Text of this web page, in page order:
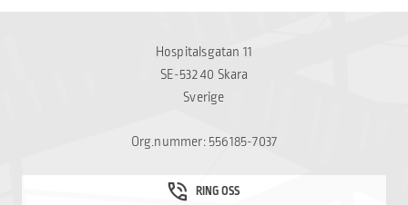
Hospitalsgatan 11
SE-532 40 Skara
Sverige
Org.nummer: 556185-7037